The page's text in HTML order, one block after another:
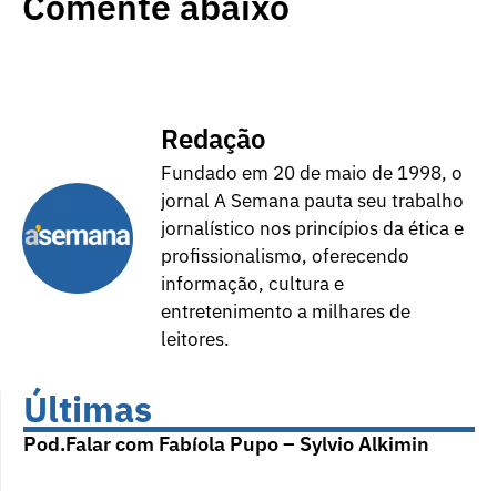
Redação
Fundado em 20 de maio de 1998, o
jornal A Semana pauta seu trabalho
jornalístico nos princípios da ética e
profissionalismo, oferecendo
informação, cultura e
entretenimento a milhares de
leitores.
Últimas
Pod.Falar com Fabíola Pupo – Sylvio Alkimin